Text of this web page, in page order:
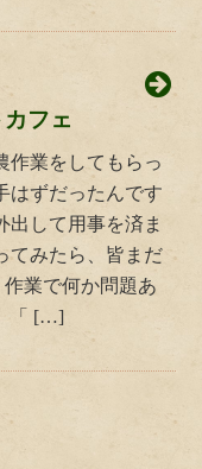
フェ
作業をしてもらっ
はずだったんです
出して用事を済ま
てみたら、皆まだ
業で何か問題あ
「 […]